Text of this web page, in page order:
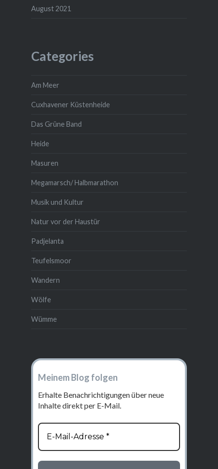
August 2021
Categories
Am Meer
Cuxhavener Küstenheide
Das Grüne Band
Heide
Masuren
Megamarsch/ Halbmarathon
Musik und Kultur
Natur vor der Haustür
Padjelanta
Teufelsmoor
Wandern
Wölfe
Wümme
Meinem Blog folgen
Erhalte Benachrichtigungen über neue
Inhalte direkt per E-Mail.